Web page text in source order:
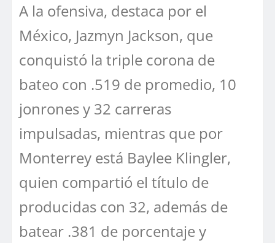
A la ofensiva, destaca por el
México, Jazmyn Jackson, que
conquistó la triple corona de
bateo con .519 de promedio, 10
jonrones y 32 carreras
impulsadas, mientras que por
Monterrey está Baylee Klingler,
quien compartió el título de
producidas con 32, además de
batear .381 de porcentaje y